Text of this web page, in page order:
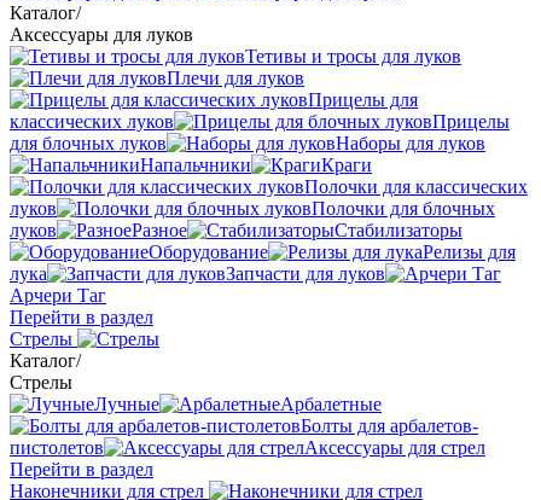
Каталог/
Аксессуары для луков
Тетивы и тросы для луков
Плечи для луков
Прицелы для
классических луков
Прицелы
для блочных луков
Наборы для луков
Напальчники
Краги
Полочки для классических
луков
Полочки для блочных
луков
Разное
Стабилизаторы
Оборудование
Релизы для
лука
Запчасти для луков
Арчери Таг
Перейти в раздел
Стрелы
Каталог/
Стрелы
Лучные
Арбалетные
Болты для арбалетов-
пистолетов
Аксессуары для стрел
Перейти в раздел
Наконечники для стрел